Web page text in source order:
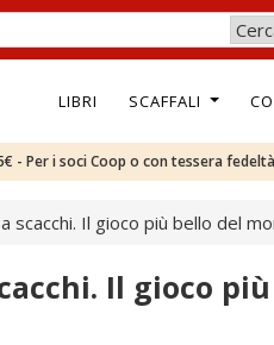
LIBRI SCAFFALI
- Per i soci Coop o con tessera
scacchi. Il gioco più bello del
Il gioco